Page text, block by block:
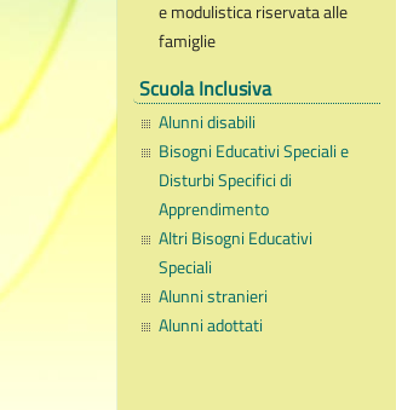
e modulistica riservata alle
famiglie
Scuola Inclusiva
Alunni disabili
Bisogni Educativi Speciali e
Disturbi Specifici di
Apprendimento
Altri Bisogni Educativi
Speciali
Alunni stranieri
Alunni adottati